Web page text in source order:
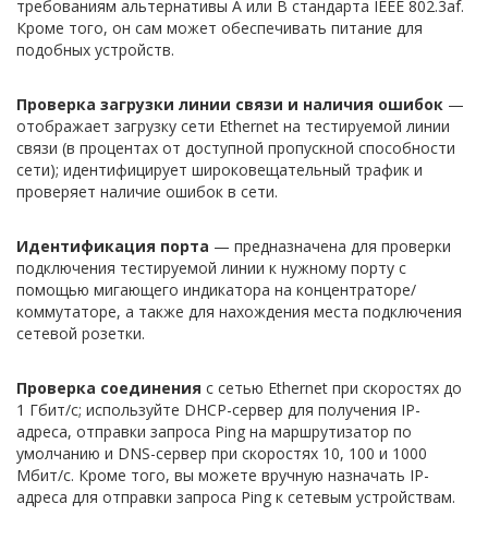
требованиям альтернативы A или B стандарта IEEE 802.3af.
Кроме того, он сам может обеспечивать питание для
подобных устройств.
Проверка загрузки линии связи и наличия ошибок —
отображает загрузку сети Ethernet на тестируемой линии
связи (в процентах от доступной пропускной способности
сети); идентифицирует широковещательный трафик и
проверяет наличие ошибок в сети.
Идентификация порта — предназначена для проверки
подключения тестируемой линии к нужному порту с
помощью мигающего индикатора на концентраторе/
коммутаторе, а также для нахождения места подключения
сетевой розетки.
Проверка соединения с сетью Ethernet при скоростях до
1 Гбит/с; используйте DHCP-сервер для получения IP-
адреса, отправки запроса Ping на маршрутизатор по
умолчанию и DNS-сервер при скоростях 10, 100 и 1000
Мбит/с. Кроме того, вы можете вручную назначать IP-
адреса для отправки запроса Ping к сетевым устройствам.